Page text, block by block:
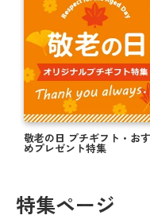
敬老の日 プチギフト・お
めプレゼント特集
特集ページ